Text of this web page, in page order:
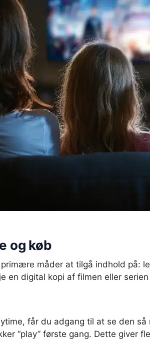
og køb
måder at tilgå indhold på:
en digital kopi af filmen eller
får du adgang til at se den
“play” første gang. Dette